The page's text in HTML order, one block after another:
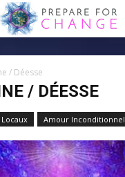
/ Déesse
/ DÉESSE
Amour Inconditionnel